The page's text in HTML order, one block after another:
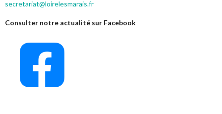
secretariat@loirelesmarais.fr
Consulter notre actualité sur Facebook